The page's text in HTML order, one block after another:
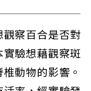
察百合是否對
驗想藉觀察斑
動物的影響。